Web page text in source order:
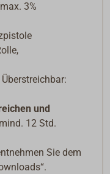
3%
Überstreichbar:
und
mind. 12 Std.
Sie dem